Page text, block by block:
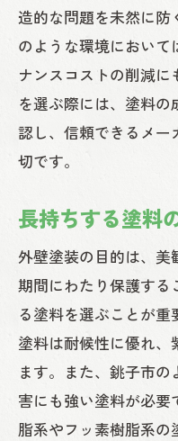
造的な問題を未然に
のような環境において
ナンスコストの削減
を選ぶ際には、塗料
認し、信頼できるメー
切です。
長持ちする塗料
外壁塗装の目的は、
期間にわたり保護する
る塗料を選ぶことが
塗料は耐候性に優れ
ます。また、銚子市
害にも強い塗料が必
脂系やフッ素樹脂系の